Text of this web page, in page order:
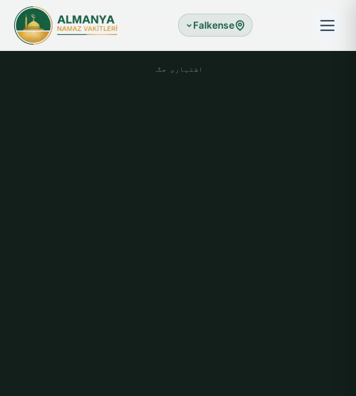
Falkense
اشتہاری جگہ